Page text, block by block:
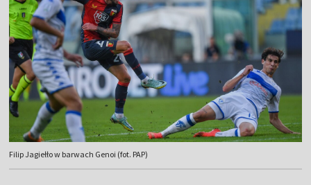
Filip Jagiełło w barwach Genoi (fot. PAP)